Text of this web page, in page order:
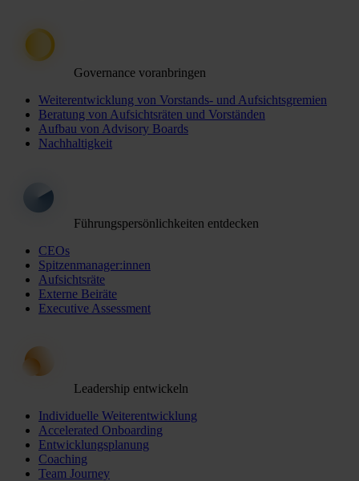
Governance voranbringen
Weiterentwicklung von Vorstands- und Aufsichtsgremien
Beratung von Aufsichtsräten und Vorständen
Aufbau von Advisory Boards
Nachhaltigkeit
Führungspersönlichkeiten entdecken
CEOs
Spitzenmanager:innen
Aufsichtsräte
Externe Beiräte
Executive Assessment
Leadership entwickeln
Individuelle Weiterentwicklung
Accelerated Onboarding
Entwicklungsplanung
Coaching
Team Journey